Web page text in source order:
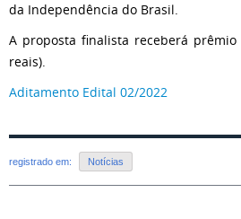
da Independência do Brasil.
A proposta finalista receberá prêmio
reais).
Aditamento Edital 02/2022
registrado em: Notícias